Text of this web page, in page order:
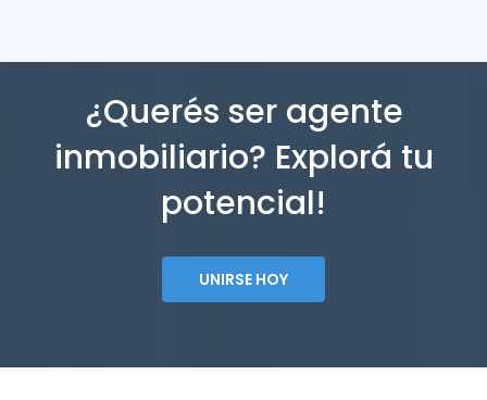
¿Querés ser agente
inmobiliario? Explorá tu
potencial!
UNIRSE HOY